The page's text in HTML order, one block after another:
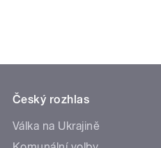
Český rozhlas
Válka na Ukrajině